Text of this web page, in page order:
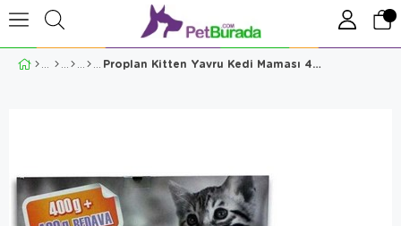
Proplan Kitten Yavru Kedi Maması 400 + 400 Gr